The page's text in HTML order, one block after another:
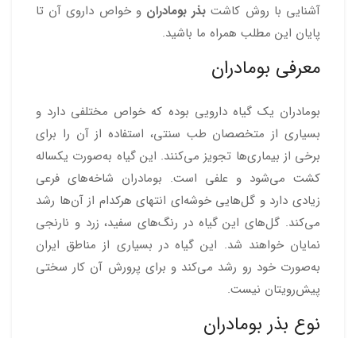
آشنایی با روش کاشت بذر بومادران و خواص داروی آن تا
پایان این مطلب همراه ما باشید.
معرفی بومادران
بومادران یک گیاه دارویی بوده که خواص مختلفی دارد و
بسیاری از متخصصان طب سنتی، استفاده از آن را برای
برخی از بیماری‌ها تجویز می‌کنند. این گیاه به‌صورت یکساله
کشت می‌شود و علفی است. بومادران شاخه‌های فرعی
زیادی دارد و گل‌هایی خوشه‌ای انتهای هرکدام از آن‌ها رشد
می‌کند. گل‌های این گیاه در رنگ‌های سفید، زرد و نارنجی
نمایان خواهند شد. این گیاه در بسیاری از مناطق ایران
به‌صورت خود رو رشد می‌کند و برای پرورش آن کار سختی
پیش‌رویتان نیست.
نوع بذر بومادران